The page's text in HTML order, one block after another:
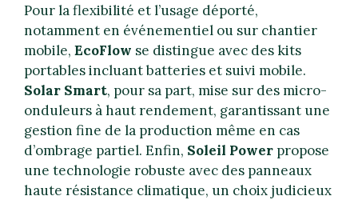
Pour la flexibilité et l’usage déporté,
notamment en événementiel ou sur chantier
mobile, EcoFlow se distingue avec des kits
portables incluant batteries et suivi mobile.
Solar Smart, pour sa part, mise sur des micro-
onduleurs à haut rendement, garantissant une
gestion fine de la production même en cas
d’ombrage partiel. Enfin, Soleil Power propose
une technologie robuste avec des panneaux
haute résistance climatique, un choix judicieux